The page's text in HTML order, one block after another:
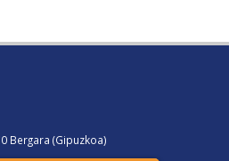
Bergara (Gipuzkoa)